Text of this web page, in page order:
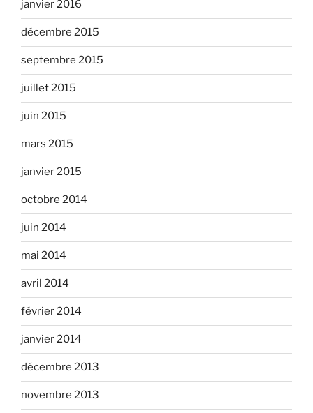
janvier 2016
décembre 2015
septembre 2015
juillet 2015
juin 2015
mars 2015
janvier 2015
octobre 2014
juin 2014
mai 2014
avril 2014
février 2014
janvier 2014
décembre 2013
novembre 2013